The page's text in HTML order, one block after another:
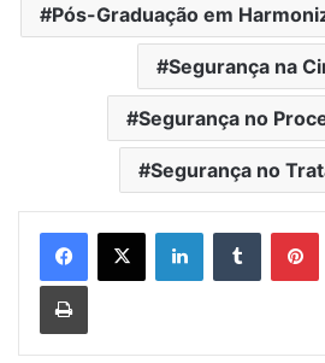
Pós-Graduação em
Segurança na
Segurança no
Segurança no
LinkedinTumblr
Imprimir